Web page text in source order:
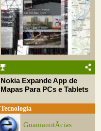
Nokia Expande App de
Mapas Para PCs e Tablets
Tecnologia
GuamanotÃ­cias